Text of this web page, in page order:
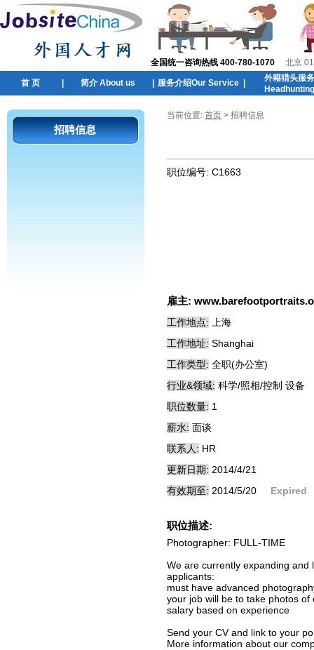
全国统一咨询热线 400-780-1070 北京
首 页 简介 About us 服务介绍Our Service
外籍猎头服
招聘信息
当前位置: 首页 > 招聘信息
职位编号: C1663
雇主:
工作地点:
上海
工作地址: Shanghai
工作类型: 全职(办公室)
行业&领域: 科学/照相/控制 设备
职位数量: 1
薪水: 面谈
联系人: HR
更新日期: 2014/4/21
有效期至: 2014/5/20 Expired
职位描述:
Photographer: FULL-TIME
We are currently expanding
applicants:
must have advanced
your job will be to take photos
salary based on experience
Send your CV and link to your
More information about our